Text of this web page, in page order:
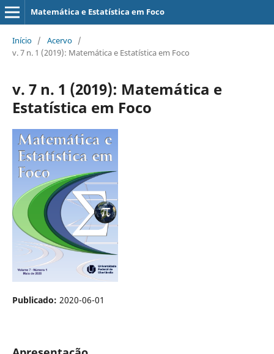
Matemática e Estatística em Foco
Início / Acervo /
v. 7 n. 1 (2019): Matemática e Estatística em Foco
v. 7 n. 1 (2019): Matemática e
Estatística em Foco
Publicado: 2020-06-01